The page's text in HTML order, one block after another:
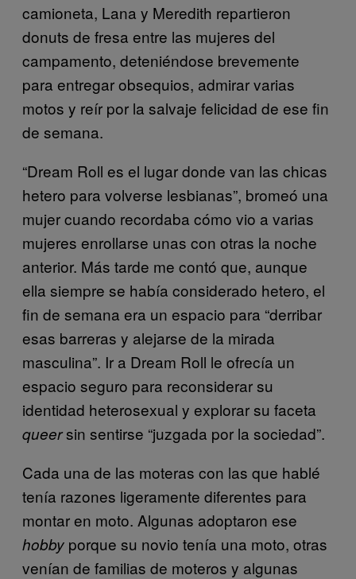
camioneta, Lana y Meredith repartieron
donuts de fresa entre las mujeres del
campamento, deteniéndose brevemente
para entregar obsequios, admirar varias
motos y reír por la salvaje felicidad de ese fin
de semana.
“Dream Roll es el lugar donde van las chicas
hetero para volverse lesbianas”, bromeó una
mujer cuando recordaba cómo vio a varias
mujeres enrollarse unas con otras la noche
anterior. Más tarde me contó que, aunque
ella siempre se había considerado hetero, el
fin de semana era un espacio para “derribar
esas barreras y alejarse de la mirada
masculina”. Ir a Dream Roll le ofrecía un
espacio seguro para reconsiderar su
identidad heterosexual y explorar su faceta
queersin sentirse “juzgada por la sociedad”.
Cada una de las moteras con las que hablé
tenía razones ligeramente diferentes para
montar en moto. Algunas adoptaron ese
hobby porque su novio tenía una moto, otras
venían de familias de moteros y algunas